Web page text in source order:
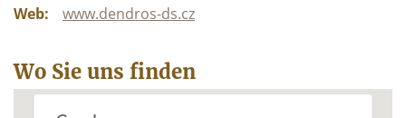
Web:
www.dendros-ds.cz
Wo Sie uns finden